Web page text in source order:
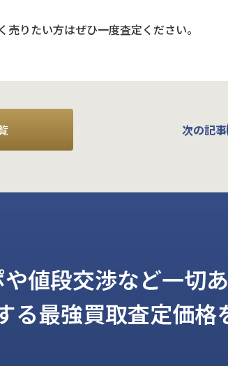
りたい方はぜひ一度査定ください。
次の記事
値段交渉など一切
る最強買取査定価格